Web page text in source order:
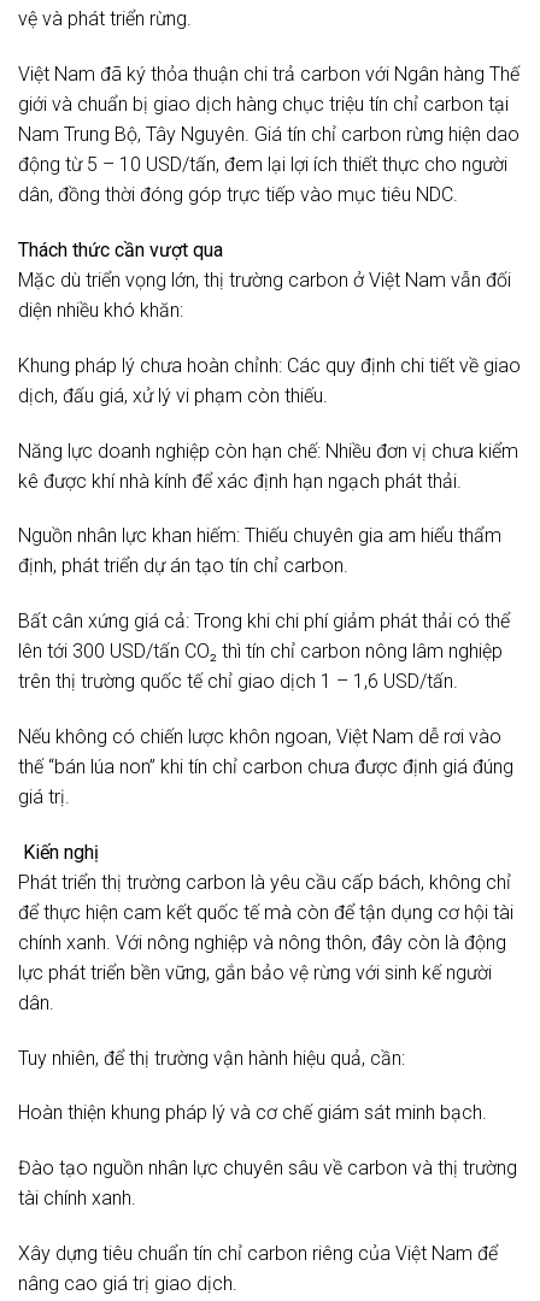
vệ và phát triển rừng.
Việt Nam đã ký thỏa thuận chi trả carbon với Ngân hàng Thế
giới và chuẩn bị giao dịch hàng chục triệu tín chỉ carbon tại
Nam Trung Bộ, Tây Nguyên. Giá tín chỉ carbon rừng hiện dao
động từ 5 – 10 USD/tấn, đem lại lợi ích thiết thực cho người
dân, đồng thời đóng góp trực tiếp vào mục tiêu NDC.
Thách thức cần vượt qua
Mặc dù triển vọng lớn, thị trường carbon ở Việt Nam vẫn đối
diện nhiều khó khăn:
Khung pháp lý chưa hoàn chỉnh: Các quy định chi tiết về giao
dịch, đấu giá, xử lý vi phạm còn thiếu.
Năng lực doanh nghiệp còn hạn chế: Nhiều đơn vị chưa kiểm
kê được khí nhà kính để xác định hạn ngạch phát thải.
Nguồn nhân lực khan hiếm: Thiếu chuyên gia am hiểu thẩm
định, phát triển dự án tạo tín chỉ carbon.
Bất cân xứng giá cả: Trong khi chi phí giảm phát thải có thể
lên tới 300 USD/tấn CO₂ thì tín chỉ carbon nông lâm nghiệp
trên thị trường quốc tế chỉ giao dịch 1 – 1,6 USD/tấn.
Nếu không có chiến lược khôn ngoan, Việt Nam dễ rơi vào
thế “bán lúa non” khi tín chỉ carbon chưa được định giá đúng
giá trị.
Kiến nghị
Phát triển thị trường carbon là yêu cầu cấp bách, không chỉ
để thực hiện cam kết quốc tế mà còn để tận dụng cơ hội tài
chính xanh. Với nông nghiệp và nông thôn, đây còn là động
lực phát triển bền vững, gắn bảo vệ rừng với sinh kế người
dân.
Tuy nhiên, để thị trường vận hành hiệu quả, cần:
Hoàn thiện khung pháp lý và cơ chế giám sát minh bạch.
Đào tạo nguồn nhân lực chuyên sâu về carbon và thị trường
tài chính xanh.
Xây dựng tiêu chuẩn tín chỉ carbon riêng của Việt Nam để
nâng cao giá trị giao dịch.